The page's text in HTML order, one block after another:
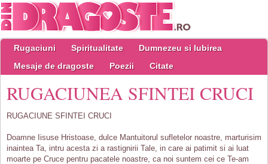
Rugaciuni Spiritualitate
Dumnezeu si Iubirea
Mesaje de dragoste
Poezii Citate
RUGACIUNEA SFINTEI CRUCI
RUGACIUNE SFINTEI CRUCI
Doamne Iisuse Hristoase, dulce Mantuitorul sufletelor noastre, marturisim
inaintea Ta, intru acesta zi a rastignirii Tale, in care ai patimit si ai luat
moarte pe Cruce pentru pacatele noastre, ca noi suntem cei ce Te-am